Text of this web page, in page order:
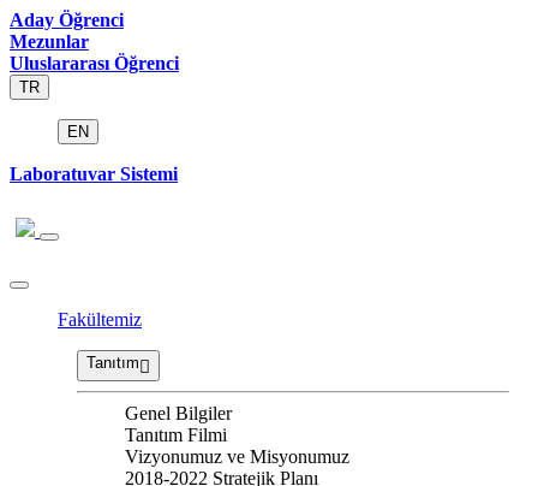
Aday Öğrenci
Mezunlar
Uluslararası Öğrenci
TR
EN
Laboratuvar Sistemi
Fakültemiz
Tanıtım
Genel Bilgiler
Tanıtım Filmi
Vizyonumuz ve Misyonumuz
2018-2022 Stratejik Planı